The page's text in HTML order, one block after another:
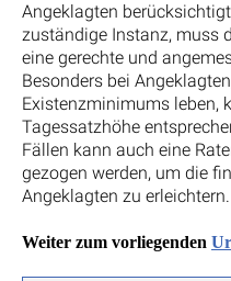
Angeklagten
zuständige Instanz, muss
eine gerechte und
Besonders bei
Existenzminimums leben,
Tagessatzhöhe
Fällen kann auch eine
gezogen werden, um die
Angeklagten zu erleichtern.
Weiter zum vorliegenden